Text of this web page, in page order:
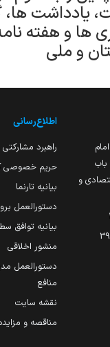
یادداشت
ها و هفته
و ملی
باب
و
اطلاع‌رسانی
راهبرد مشارکتی
حریم خصوصی
بیانیه تارنما
دستورالعمل
بیانیه توافق
منشور اخلاقی
دستورالعمل
منافع
نقشه سایت
مناقصه و